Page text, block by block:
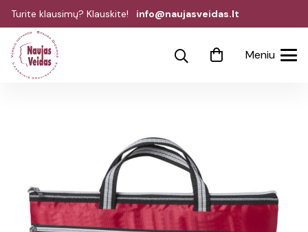
Turite klausimų? Klauskite! info@naujasveidas.lt
Meniu